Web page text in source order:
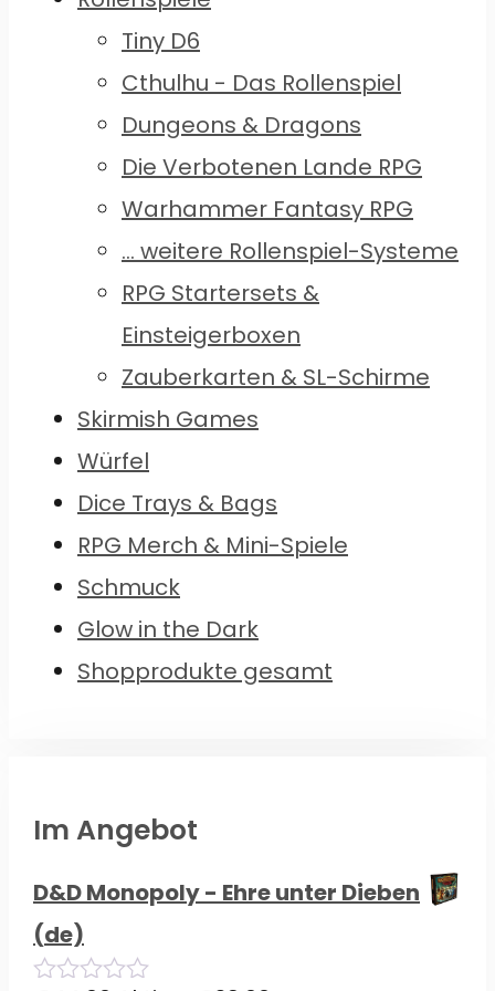
Tiny D6
Cthulhu - Das Rollenspiel
Dungeons & Dragons
Die Verbotenen Lande RPG
Warhammer Fantasy RPG
... weitere Rollenspiel-Systeme
RPG Startersets &
Einsteigerboxen
Zauberkarten & SL-Schirme
Skirmish Games
Würfel
Dice Trays & Bags
RPG Merch & Mini-Spiele
Schmuck
Glow in the Dark
Shopprodukte gesamt
Im Angebot
D&D Monopoly - Ehre unter Dieben
(de)